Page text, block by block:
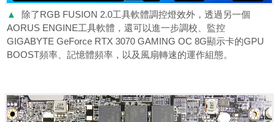
▲
除了RGB FUSION 2.0工具軟體調控燈效外，透過另一個
AORUS ENGINE工具軟體，還可以進一步調校、監控
GIGABYTE GeForce RTX 3070 GAMING OC 8G顯示卡的GPU
BOOST頻率、記憶體頻率，以及風扇轉速的運作組態。